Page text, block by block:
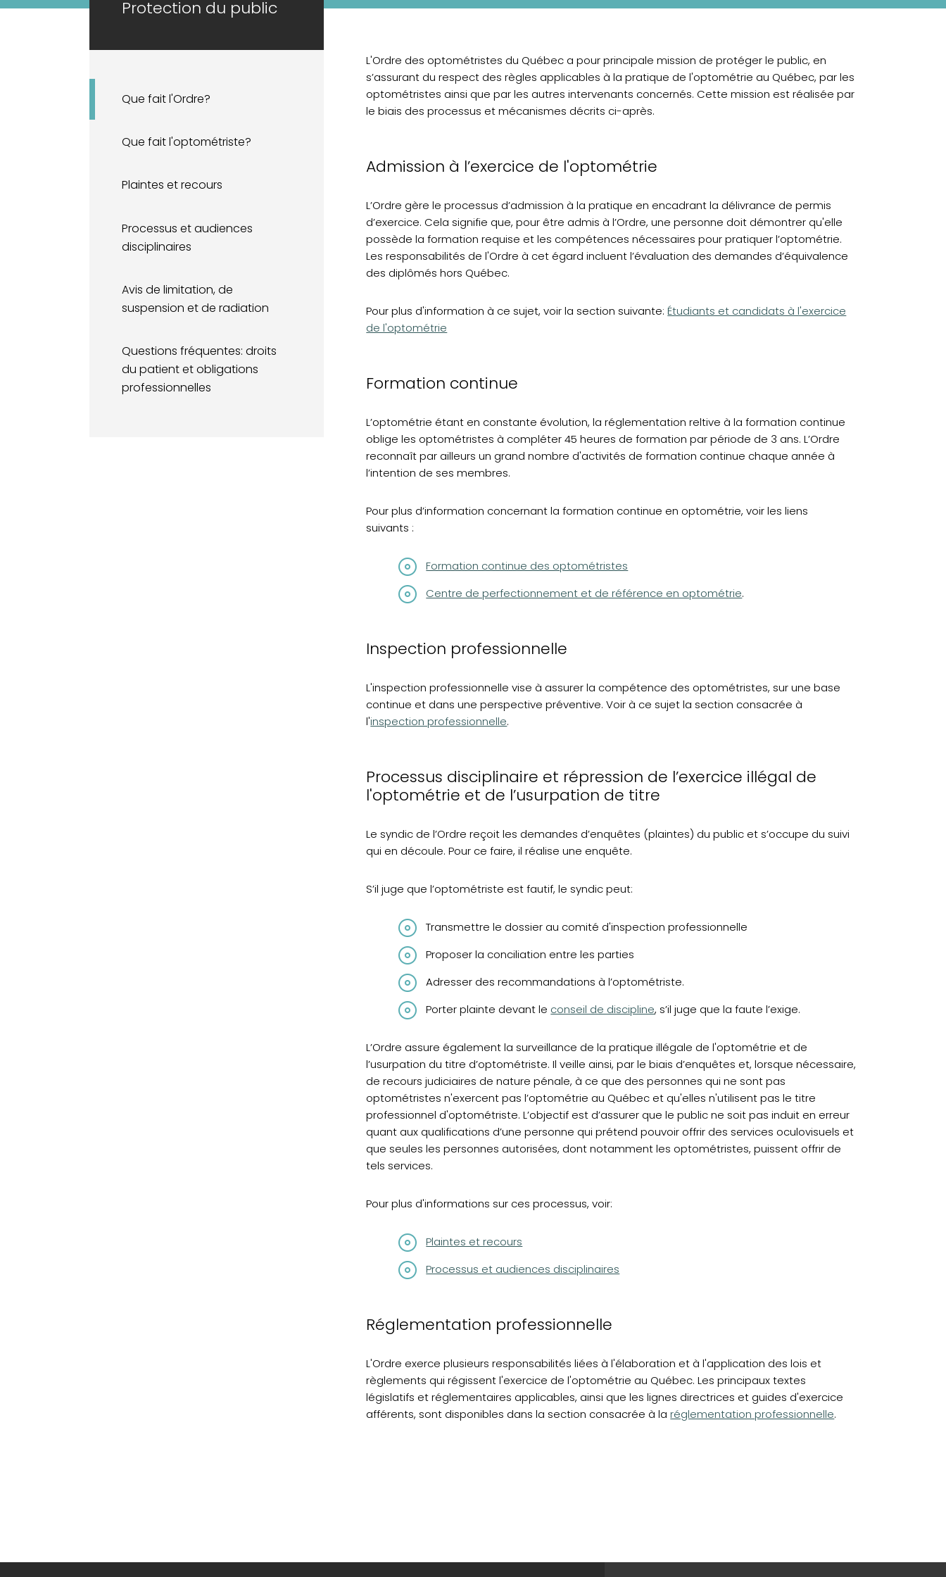
Protection du public
Que fait l'Ordre?
Que fait l'optométriste?
Plaintes et recours
Processus et audiences
disciplinaires
Avis de limitation, de
suspension et de radiation
Questions fréquentes: droits
du patient et obligations
professionnelles
L'Ordre des optométristes du Québec a pour principale mission de protéger le public, en
s’assurant du respect des règles applicables à la pratique de l'optométrie au Québec, par les
optométristes ainsi que par les autres intervenants concernés. Cette mission est réalisée par
le biais des processus et mécanismes décrits ci-après.
Admission à l’exercice de l'optométrie
L’Ordre gère le processus d’admission à la pratique en encadrant la délivrance de permis
d’exercice. Cela signifie que, pour être admis à l’Ordre, une personne doit démontrer qu'elle
possède la formation requise et les compétences nécessaires pour pratiquer l’optométrie.
Les responsabilités de l'Ordre à cet égard incluent l’évaluation des demandes d’équivalence
des diplômés hors Québec.
Pour plus d'information à ce sujet, voir la section suivante:Étudiants et candidats à l'exercice
de l'optométrie
Formation continue
L’optométrie étant en constante évolution, la réglementation reltive à la formation continue
oblige les optométristes à compléter 45 heures de formation par période de 3 ans. L’Ordre
reconnaît par ailleurs un grand nombre d'activités de formation continue chaque année à
l’intention de ses membres.
Pour plus d’information concernant la formation continue en optométrie, voir les liens
suivants :
Formation continue des optométristes
(opens in a new tab)
Centre de perfectionnement et de référence en optométrie.
Inspection professionnelle
L'inspection professionnelle vise à assurer la compétence des optométristes, sur une base
continue et dans une perspective préventive. Voir à ce sujet la section consacrée à
l'inspection professionnelle.
Processus disciplinaire et répression de l’exercice illégal de
l'optométrie et de l’usurpation de titre
Le syndic de l’Ordre reçoit les demandes d’enquêtes (plaintes) du public et s’occupe du suivi
qui en découle. Pour ce faire, il réalise une enquête.
S’il juge que l’optométriste est fautif, le syndic peut:
Transmettre le dossier au comité d'inspection professionnelle
Proposer la conciliation entre les parties
Adresser des recommandations à l’optométriste.
Porter plainte devant le conseil de discipline, s’il juge que la faute l’exige.
L’Ordre assure également la surveillance de la pratique illégale de l'optométrie et de
l’usurpation du titre d’optométriste. Il veille ainsi, par le biais d’enquêtes et, lorsque nécessaire,
de recours judiciaires de nature pénale, à ce que des personnes qui ne sont pas
optométristes n'exercent pas l’optométrie au Québec et qu'elles n'utilisent pas le titre
professionnel d'optométriste. L’objectif est d’assurer que le public ne soit pas induit en erreur
quant aux qualifications d’une personne qui prétend pouvoir offrir des services oculovisuels et
que seules les personnes autorisées, dont notamment les optométristes, puissent offrir de
tels services.
Pour plus d'informations sur ces processus, voir:
Plaintes et recours
Processus et audiences disciplinaires
Réglementation professionnelle
L'Ordre exerce plusieurs responsabilités liées à l'élaboration et à l'application des lois et
règlements qui régissent l'exercice de l'optométrie au Québec. Les principaux textes
législatifs et réglementaires applicables, ainsi que les lignes directrices et guides d'exercice
afférents, sont disponibles dans la section consacrée à laréglementation professionnelle.